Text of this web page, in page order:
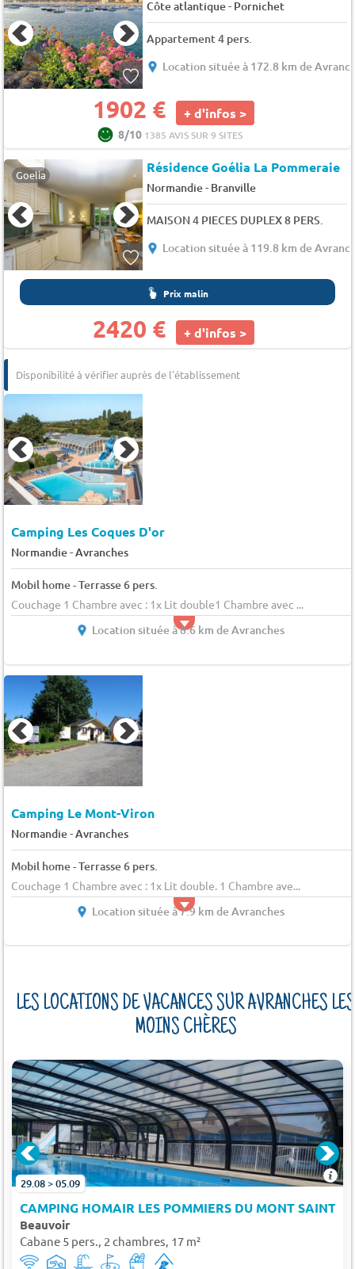
Côte atlantique- Pornichet
Appartement 4 pers.
Location située à 172.8 km de
1902 € + d'infos >
8/10 1385 AVIS SUR 9 SITES
Goelia Résidence Goélia La Pommeraie
Normandie- Branville
MAISON 4 PIECES DUPLEX 8 PERS.
Location située à 119.8 km de
Prix malin
2420 € + d'infos >
Disponibilité à vérifier auprès de l'établissement
Camping Les Coques D'or
Normandie-Avranches
Mobil home - Terrasse 6 pers.
Couchage 1 Chambre avec : 1x Lit double1 Chambre avec ...
Location située à 8.6 km de Avranches
Camping Le Mont-Viron
Normandie-Avranches
Mobil home - Terrasse 6 pers.
Couchage 1 Chambre avec : 1x Lit double. 1 Chambre ave...
Location située à 7.9 km de Avranches
LES LOCATIONS DE VACANCES SUR AVRANCHES LES
MOINS CHÈRES
29.08 > 05.09
CAMPING HOMAIR LES POMMIERS DU MONT SAINT
Beauvoir
Cabane 5 pers., 2 chambres, 17 m²